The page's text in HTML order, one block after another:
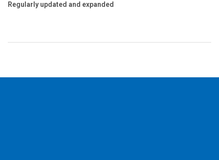
Regularly updated and expanded